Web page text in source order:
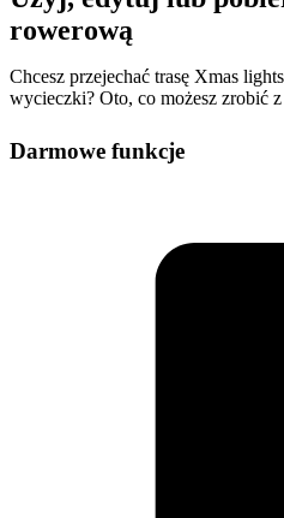
rowerową
Chcesz przejechać trasę Xmas
wycieczki? Oto, co możesz zrobić
Darmowe funkcje